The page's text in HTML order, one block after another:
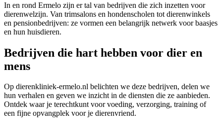
In en rond Ermelo zijn er tal van bedrijven die zich inzetten voor
dierenwelzijn. Van trimsalons en hondenscholen tot dierenwinkels
en pensionbedrijven: ze vormen een belangrijk netwerk voor baasjes
en hun huisdieren.
Bedrijven die hart hebben voor dier en
mens
Op dierenkliniek-ermelo.nl belichten we deze bedrijven, delen we
hun verhalen en geven we inzicht in de diensten die ze aanbieden.
Ontdek waar je terechtkunt voor voeding, verzorging, training of
een fijne opvangplek voor je dierenvriend.